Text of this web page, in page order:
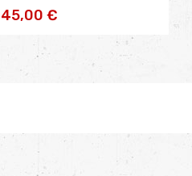
45,00 €AJOUTER AU